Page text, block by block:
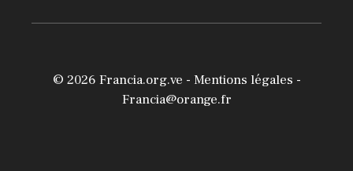
© 2026 Francia.org.ve - Mentions légales -
Francia@orange.fr